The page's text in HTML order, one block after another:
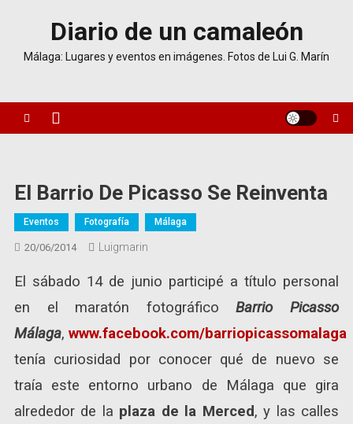
Diario de un camaleón
Málaga: Lugares y eventos en imágenes. Fotos de Lui G. Marín
El Barrio De Picasso Se Reinventa
Eventos Fotografía Málaga
20/06/2014 Luigmarin
El sábado 14 de junio participé a título personal
en el maratón fotográficoBarrio Picasso
Málaga, www.facebook.com/barriopicassomalaga
tenía curiosidad por conocer qué de nuevo se
traía este entorno urbano de Málaga que gira
alrededor de la plaza de la Merced, y las calles